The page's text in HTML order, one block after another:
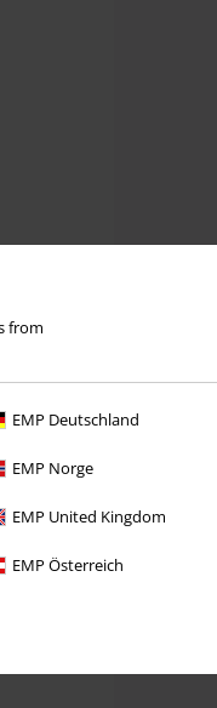
from
EMP Deutschland
EMP Norge
EMP United Kingdom
EMP Österreich